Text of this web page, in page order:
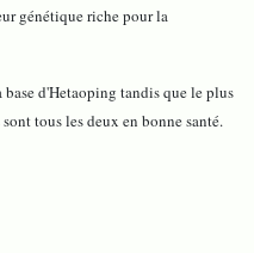
génétique riche pour la
d'Hetaoping tandis que le plus
tous les deux en bonne santé.